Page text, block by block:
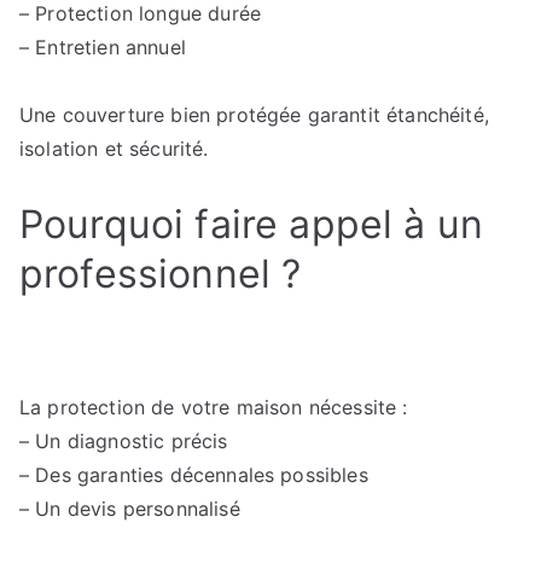
– Protection longue durée
– Entretien annuel
Une couverture bien protégée garantit étanchéité,
isolation et sécurité.
Pourquoi faire appel à un
professionnel ?
La protection de votre maison nécessite :
– Un diagnostic précis
– Des garanties décennales possibles
– Un devis personnalisé